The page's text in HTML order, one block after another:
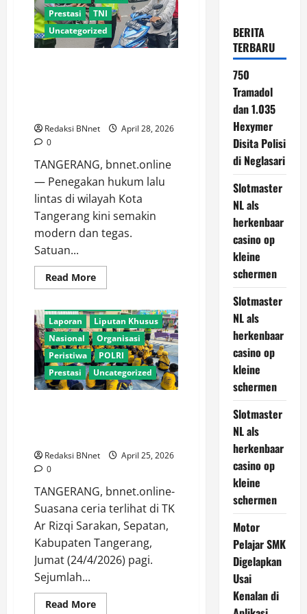
Prestasi
TNI
Uncategorized
Redaksi BNnet
April 28, 2026
0
TANGERANG, bnnet.online
— Penegakan hukum lalu
lintas di wilayah Kota
Tangerang kini semakin
modern dan tegas.
Satuan...
Read MoreRead
more
Polres
Metro
Tangerang
Kota
Terapkan
ETLE
Genggam,
Pelanggar
Tak
Adventorial
Agro
Agro Sektor
Bela Negara
Daerah
Geleri
Hankam
Hukum
Internasional
Kajian Publik
Konferensi PERS
Laporan
Liputan Khusus
Nasional
Organisasi
Peristiwa
POLRI
Prestasi
Uncategorized
Redaksi BNnet
April 25, 2026
0
TANGERANG, bnnet.online-
Suasana ceria terlihat di TK
Ar Rizqi Sarakan, Sepatan,
Kabupaten Tangerang,
Jumat (24/4/2026) pagi.
Sejumlah...
Read MoreRead
BERITA
TERBARU
750
Tramadol
dan 1.035
Hexymer
Disita Polisi
di Neglasari
Slotmaster
NL als
herkenbaar
casino op
kleine
schermen
Slotmaster
NL als
herkenbaar
casino op
kleine
schermen
Slotmaster
NL als
herkenbaar
casino op
kleine
schermen
Motor
Pelajar SMK
Digelapkan
Usai
Kenalan di